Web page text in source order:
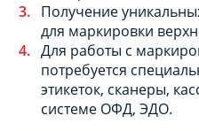
Получение
для маркировки
Для работы с
потребуется
этикеток, сканеры,
системе ОФД, ЭДО.